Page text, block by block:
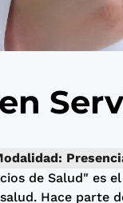
de Salud" es
Hace parte